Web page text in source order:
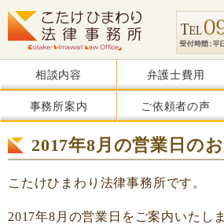
相談内容 弁護士費用
事務所案内 ご依頼者の声
2017年8月の営業日の
こたけひまわり法律事務所です。
2017年8月の営業日をご案内いたし